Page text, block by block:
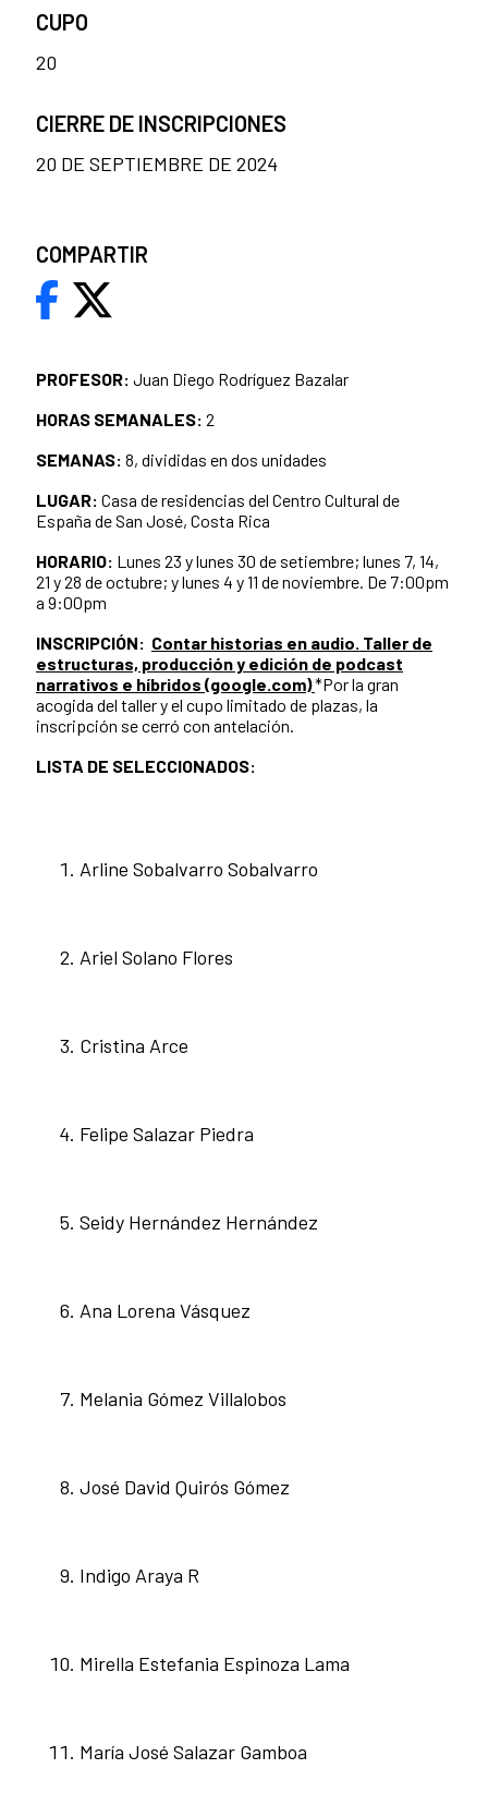
PROFESOR: Juan Diego Rodríguez Bazalar
HORAS SEMANALES: 2
SEMANAS: 8, divididas en dos unidades
LUGAR: Casa de residencias del Centro Cultural de
España de San José, Costa Rica
HORARIO: Lunes 23 y lunes 30 de setiembre; lunes 7, 14,
21 y 28 de octubre; y lunes 4 y 11 de noviembre. De 7:00pm
a 9:00pm
INSCRIPCIÓN: Contar historias en audio. Taller de
estructuras, producción y edición de podcast
narrativos e híbridos (google.com)*Por la gran
acogida del taller y el cupo limitado de plazas, la
inscripción se cerró con antelación.
LISTA DE SELECCIONADOS:
Arline Sobalvarro Sobalvarro
Ariel Solano Flores
Cristina Arce
Felipe Salazar Piedra
Seidy Hernández Hernández
Ana Lorena Vásquez
Melania Gómez Villalobos
José David Quirós Gómez
Indigo Araya R
Mirella Estefania Espinoza Lama
María José Salazar Gamboa
CUPO
20
CIERRE DE INSCRIPCIONES
20 DE SEPTIEMBRE DE 2024
COMPARTIR